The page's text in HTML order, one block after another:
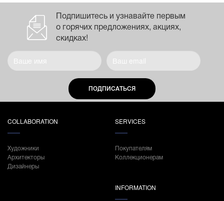
Подпишитесь и узнавайте первым
о горячих предложениях, акциях,
скидках!
ПОДПИСАТЬСЯ
COLLABORATION
Художники
Архитекторы
Дизайнеры
SERVICES
Покупателям
Коллекционерам
INFORMATION